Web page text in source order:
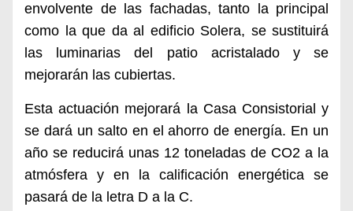
envolvente de las fachadas, tanto la principal
como la que da al edificio Solera, se sustituirá
las luminarias del patio acristalado y se
mejorarán las cubiertas.
Esta actuación mejorará la Casa Consistorial y
se dará un salto en el ahorro de energía. En un
año se reducirá unas 12 toneladas de CO2 a la
atmósfera y en la calificación energética se
pasará de la letra D a la C.